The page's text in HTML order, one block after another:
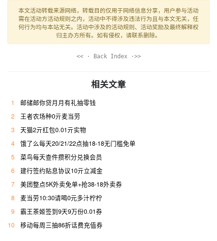
本文活动转载来源网络，转载目的仅用于网络信息分享，用户参与活动
需在活动方活动规则之内，活动中不得涉及违法行为且与本文无关，任
何行为均与本站无关。活动中涉及的活动规则、活动奖励及最终解释权
归主办方所有。如有侵权，请联系删除。
<< · Back Index ·>>
相关文章
1
邮储邮你贷月月有礼抽零钱
2
王者农场种0亓麦当劳
3
天猫2亓红包0.01亓实物
4
饿了么每天20/21/22点抽18-18无门槛免单
5
菜鸟每天查件攒积分兑换会员
6
建行签约贴息协议10亓立减金
7
美团整点5K外卖免单+抢38-18外卖券
8
麦当劳10:30请喝0元多汁柠柠
9
霸王茶姬签到9天9万份0.01券
10
移动每周三抽86折话费充值券